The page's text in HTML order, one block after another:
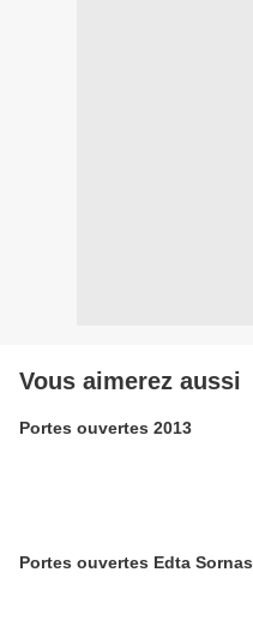
Vous aimerez aussi
Portes ouvertes 2013
Portes ouvertes Edta Sornas